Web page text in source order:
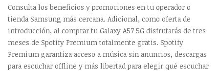
Consulta los beneficios y promociones en tu operador o
tienda Samsung más cercana. Adicional, como oferta de
introducción, al comprar tu Galaxy A57 5G disfrutarás de tres
meses de Spotify Premium totalmente gratis. Spotify
Premium garantiza acceso a música sin anuncios, descargas
para escuchar offline y más libertad para elegir qué escuchar